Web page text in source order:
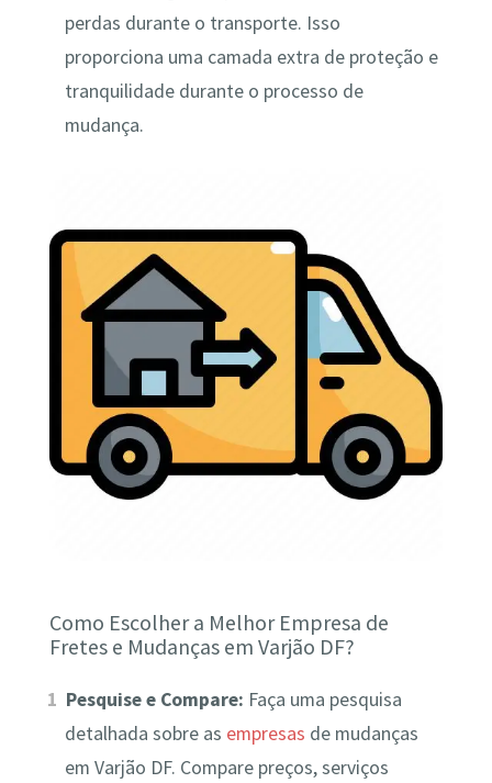
perdas durante o transporte. Isso
proporciona uma camada extra de proteção e
tranquilidade durante o processo de
mudança.
Como Escolher a Melhor Empresa de
Fretes e Mudanças em Varjão DF?
Pesquise e Compare: Faça uma pesquisa
detalhada sobre as empresas de mudanças
em Varjão DF. Compare preços, serviços